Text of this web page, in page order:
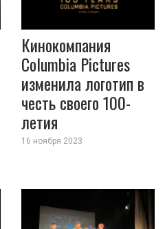
Кинокомпания
Columbia Pictures
изменила логотип в
честь своего 100-
летия
16 ноября 2023